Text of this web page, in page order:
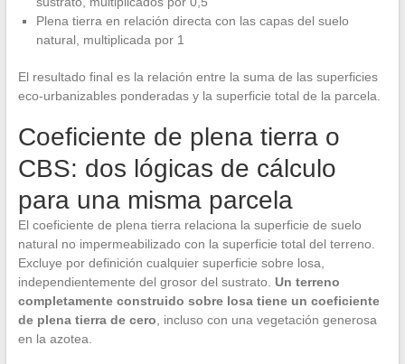
Plena tierra en relación directa con las capas del suelo
natural, multiplicada por 1
El resultado final es la relación entre la suma de las superficies
eco-urbanizables ponderadas y la superficie total de la parcela.
Coeficiente de plena tierra o
CBS: dos lógicas de cálculo
para una misma parcela
El coeficiente de plena tierra relaciona la superficie de suelo
natural no impermeabilizado con la superficie total del terreno.
Excluye por definición cualquier superficie sobre losa,
independientemente del grosor del sustrato. Un terreno
completamente construido sobre losa tiene un coeficiente
de plena tierra de cero , incluso con una vegetación generosa
en la azotea.